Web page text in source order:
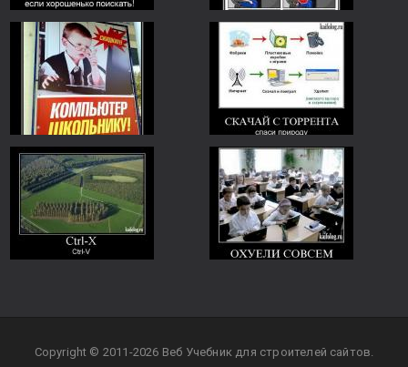
Copyright © 2011-2026 Веб Учебник для строителей сайтов.